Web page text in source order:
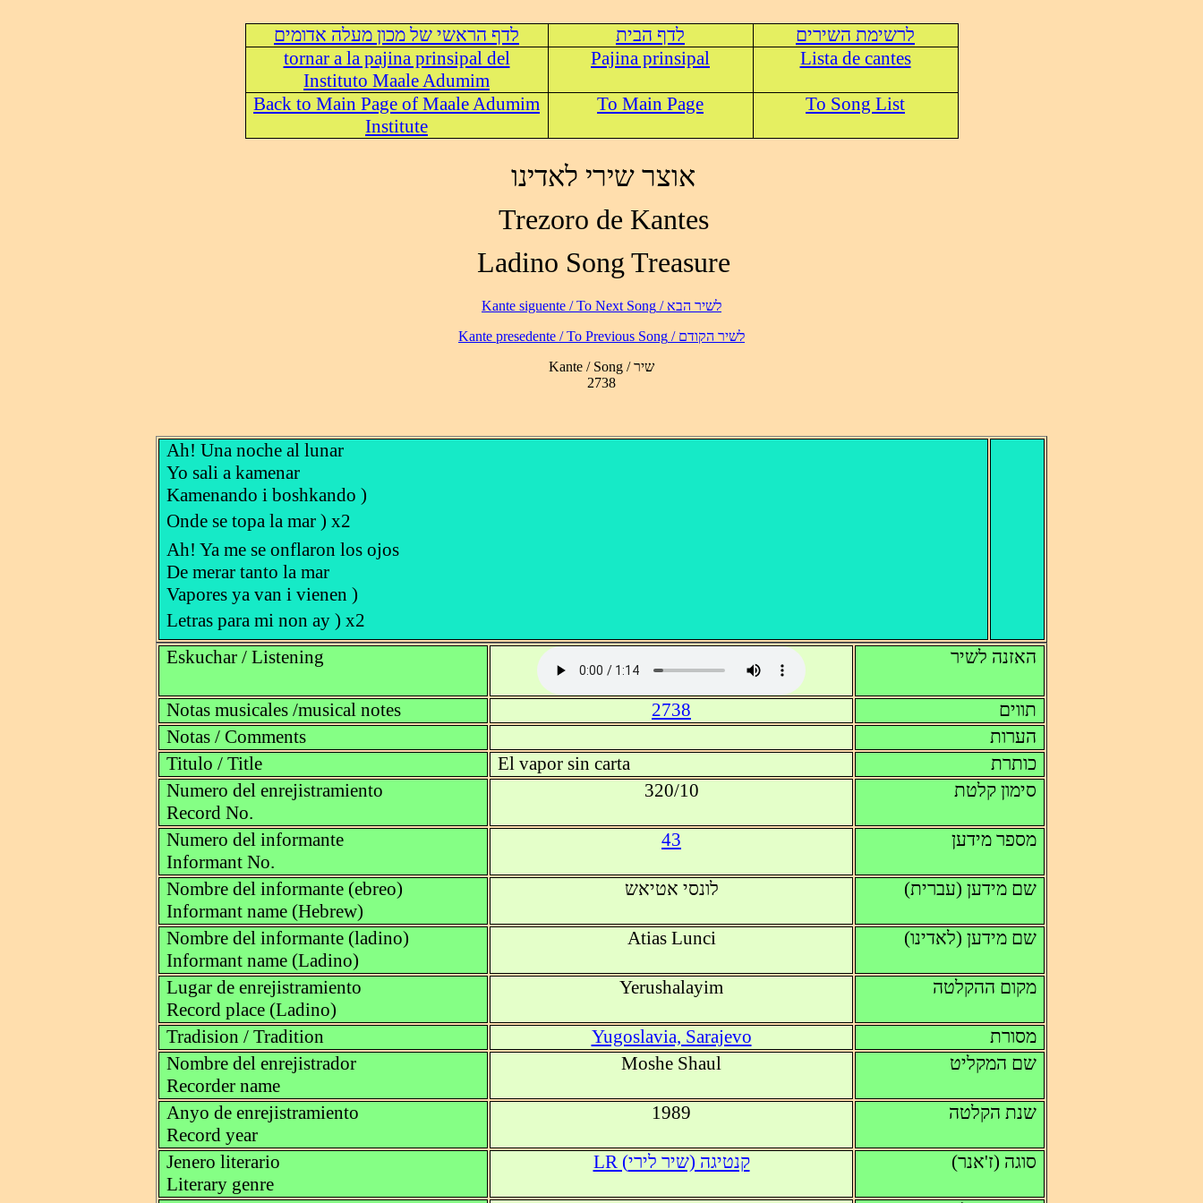
לרשימת השירים לדף הבית
לדף הראשי של מכון מעלה אדומים
Lista de cantes
Pajina prinsipal
tornar a la pajina prinsipal del
Instituto Maale Adumim
To Song List
To Main Page
Back to Main Page of Maale Adumim
Institute
אוצר שירי לאדינו
Trezoro de Kantes
Ladino Song Treasure
לשיר הבא / Kante siguente / To Next Song
לשיר הקודם / Kante presedente / To Previous Song
Kante / Song / שיר
2738
Ah! Una noche al lunar
Yo sali a kamenar
Kamenando i boshkando )
Onde se topa la mar ) x2
Ah! Ya me se onflaron los ojos
De merar tanto la mar
Vapores ya van i vienen )
Letras para mi non ay ) x2
Eskuchar / Listening
האזנה לשיר
Notas musicales /musical notes 2738
תווים
Notas / Comments
הערות
Titulo / Title
El vapor sin carta
כותרת
Numero del enrejistramiento
Record No.
320/10 סימון קלטת
Numero del informante
Informant No.
43 מספר מידען
Nombre del informante (ebreo)
Informant name (Hebrew)
לונסי אטיאש שם מידען (עברית)
Nombre del informante (ladino)
Informant name (Ladino)
Atias Lunci שם מידען (לאדינו)
Lugar de enrejistramiento
Record place (Ladino)
Yerushalayim מקום ההקלטה
Tradision / Tradition Yugoslavia, Sarajevo
מסורת
Nombre del enrejistrador
Recorder name
Moshe Shaul שם המקליט
Anyo de enrejistramiento
Record year
1989 שנת הקלטה
Jenero literario
Literary genre
LR (קנטיגה (שיר לירי סוגה (ז'אנר)